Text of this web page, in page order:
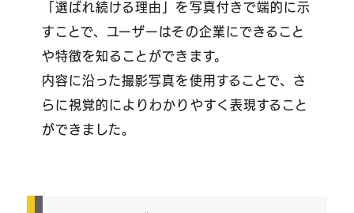
「選ばれ続ける理由」を写真付きで端的に示
すことで、ユーザーはその企業にできること
や特徴を知ることができます。
内容に沿った撮影写真を使用することで、さ
らに視覚的によりわかりやすく表現すること
ができました。